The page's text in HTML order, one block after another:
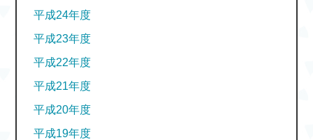
平成24年度
平成23年度
平成22年度
平成21年度
平成20年度
平成19年度